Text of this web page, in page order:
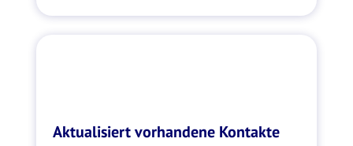
Aktualisiert vorhandene Kontakte